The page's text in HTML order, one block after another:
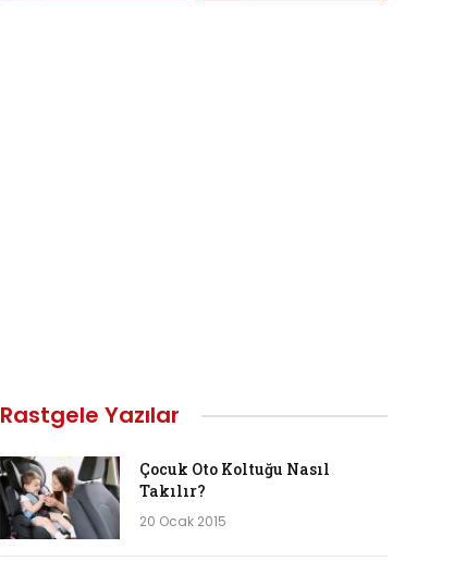
Rastgele Yazılar
Çocuk Oto Koltuğu Nasıl
Takılır?
20 Ocak 2015